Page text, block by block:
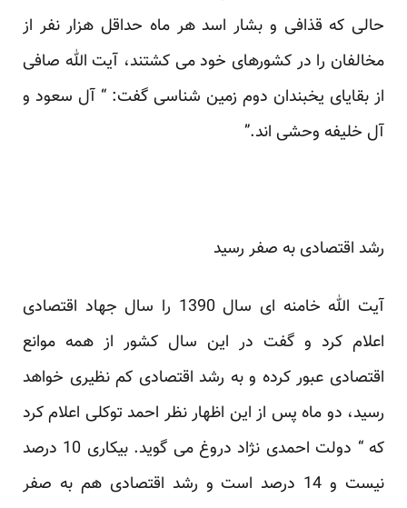
حالی که قذافی و بشار اسد هر ماه حداقل هزار نفر از
مخالفان را در کشورهای خود می کشتند، آیت الله صافی
از بقایای یخبندان دوم زمین شناسی گفت: “ آل سعود و
آل خلیفه وحشی اند.”
رشد اقتصادی به صفر رسید
آیت الله خامنه ای سال 1390 را سال جهاد اقتصادی
اعلام کرد و گفت در این سال کشور از همه موانع
اقتصادی عبور کرده و به رشد اقتصادی کم نظیری خواهد
رسید، دو ماه پس از این اظهار نظر احمد توکلی اعلام کرد
که “ دولت احمدی نژاد دروغ می گوید. بیکاری 10 درصد
نیست و 14 درصد است و رشد اقتصادی هم به صفر